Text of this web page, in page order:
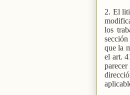
2. El
los
que la
el art.